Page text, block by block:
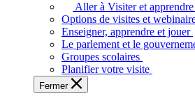
voir,
apprendre
et
à
Aller à Visiter et apprendre
Options de visites et
Enseigner, apprendre et jouer
Le parlement et le
Groupes scolaires
Planifier votre visite
Fermer